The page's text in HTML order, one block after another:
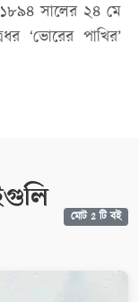
১৮৯৪ সালের ২৪ মে
‘ভোরের পাখির’
মোট 2 টি বই